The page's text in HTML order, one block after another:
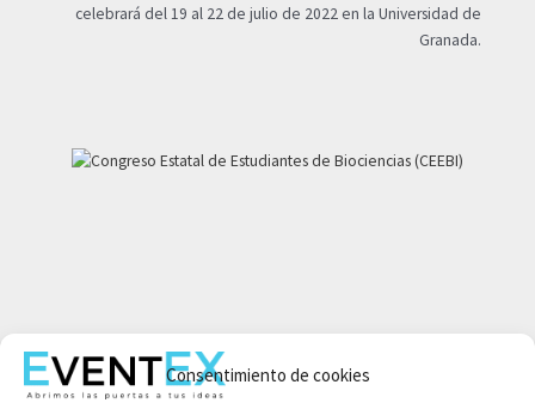
Consentimiento de cookies
celebrará del 19 al 22 de julio de 2022 en la Universidad de
Granada.
Aviso legal